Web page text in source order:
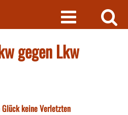
gegen Lkw
keine Verletzten